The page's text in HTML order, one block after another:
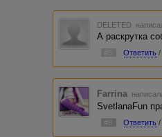
DELETED
А раскрутка
Ответить /
Farrina
SvetlanaFun
#8 Ответить /